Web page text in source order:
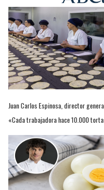
Juan Carlos Espinosa, director
«Cada trabajadora hace 10.000